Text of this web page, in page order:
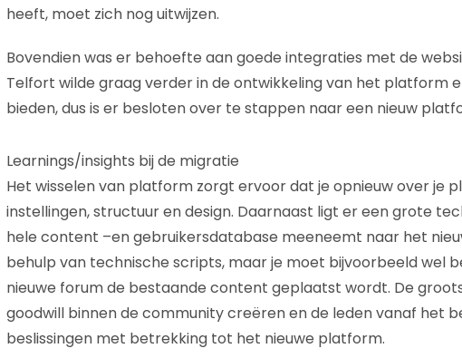
heeft, moet zich nog uitwijzen.
Bovendien was er behoefte aan goede integraties met de
Telfort wilde graag verder in de ontwikkeling van het platform
bieden, dus is er besloten over te stappen naar een nieuw
Learnings/insights bij de migratie
Het wisselen van platform zorgt ervoor dat je opnieuw over je
instellingen, structuur en design. Daarnaast ligt er een grote
hele content –en gebruikersdatabase meeneemt naar het
behulp van technische scripts, maar je moet bijvoorbeeld wel
nieuwe forum de bestaande content geplaatst wordt. De
goodwill binnen de community creëren en de leden vanaf het
beslissingen met betrekking tot het nieuwe platform.